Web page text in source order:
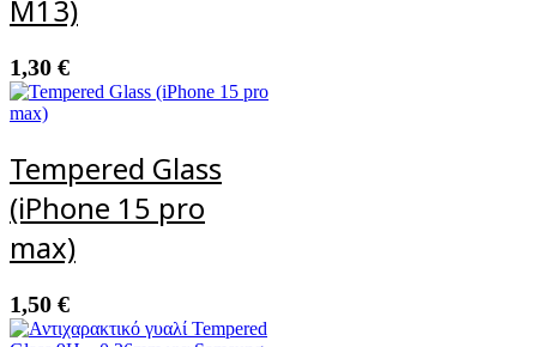
M13)
1,30 €
Tempered Glass
(iPhone 15 pro
max)
1,50 €